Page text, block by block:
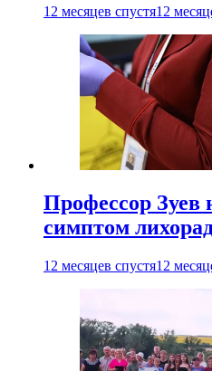
12 месяцев спустя12
Профессор Зуев
симптом
12 месяцев спустя12